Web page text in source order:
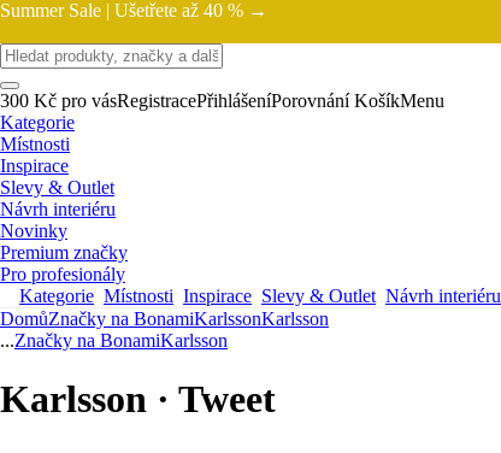
Summer Sale | Ušetřete až 40 % →
300 Kč pro vásRegistracePřihlášeníPorovnání KošíkMenu
Kategorie
Místnosti
Inspirace
Slevy & Outlet
Návrh interiéru
Novinky
Premium značky
Pro profesionály
Kategorie Místnosti Inspirace Slevy & Outlet Návrh interiéru
DomůZnačky na BonamiKarlssonKarlsson
...Značky na BonamiKarlsson
Karlsson · Tweet